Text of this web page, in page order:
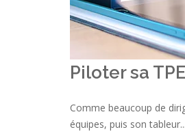
Piloter sa
Comme beaucoup de
équipes, puis son tableur...